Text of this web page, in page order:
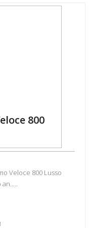
800
Veloce 800 Lusso